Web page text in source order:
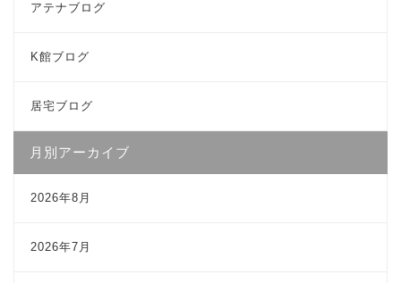
アテナブログ
K館ブログ
居宅ブログ
月別アーカイブ
2026年8月
2026年7月